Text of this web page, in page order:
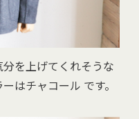
を上げてくれそうな
はチャコール です。